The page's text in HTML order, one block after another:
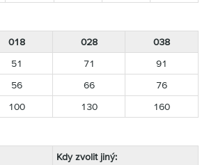
018 028
038
51 71
91
56 66
76
100 130 160
Kdy zvolit jiný: